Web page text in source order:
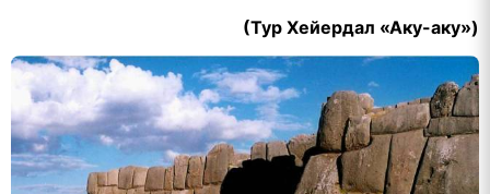
(Тур Хейердал «Аку-аку»)